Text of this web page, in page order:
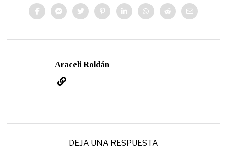
Araceli Roldán
DEJA UNA RESPUESTA